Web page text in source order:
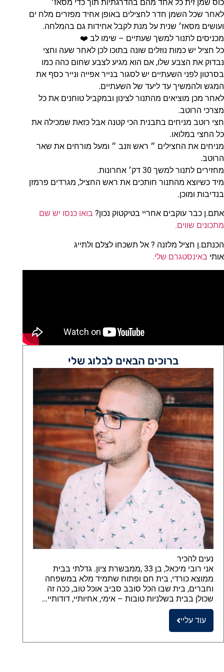
ברוכים הבאים לבלוג שלי
נעים להכיר
אני רובי מיכאל, בן 33 ,ממבשרת ציון. גדלתי בבית
ממוצא כורדי, בית חם ופתוח שתמיד מלא במשפחה
וחברים, בית שבו הכל סובב סביב אוכל טוב, ככה זה
שכולן בבית בשלניות טובות – אימי, אחיותיי, דודותיי…
עוד עליי
כוס שמן זית כל אחד מהם בהדרגתיות תוך כדי מסאז׳
לאחר שכל השמן חדר לחצילים באופן אחיד מפזרים מלח ים
ועושים מסאז׳ שנית על מנת לקבל אחידות גם בהמלחה.
מכניסים לתנור למשך שעתיים – שימו לב ❤️
כל חציל יש כמות נוזלים שונה בתוכו לכן לאחר שעה וחצי
נבדוק את הצבע שלו, אם הוא מגיע לצבע שחום כהה כמו
בסרטון לפני השעתיים יש לסגור בנייר אפייה ונייר כסף את
המגש ולהמשיך עד ליעד של השעתיים.
לאחר מכן מוציאים מהתנור לצינון ובמקביל טוחנים את כל
מצרכי הרוטב.
חצי רוטב מניחים בתבנית הכי קטנה אבל כזאת שמכילה את
כל החצי במלואו.
מניחים את החצילים ״ ראש וזנב ״ ומעל מורחים את שאר
הרוטב.
מחזירים לתנור למשך 30 דק׳ אחרונות.
מיד כשיוצא מהתנור חותכים את ראש החציל, מגרדים פרמזן
בנדיבות ומוכן.
אתם.ן כבר עוקבים אחריי בטיקטוק נכון? בואו כנסו יש שם
מתכונים שווים.
הכנתם.ן חציל מלזנה ? אל תשכחו לצלם ולתייג
אותי באינסטגרם שלי.